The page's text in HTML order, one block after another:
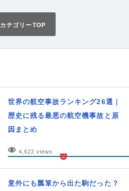
カテゴリーTOP
世界の航空事故ランキング26選｜
歴史に残る最悪の航空機事故と原
因まとめ
4,622 views
意外にも瓢箪から出た駒だった？